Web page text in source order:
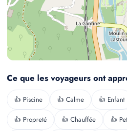
Ce que les voyageurs ont
👍 Piscine 👍 Calme 👍 Enfant
👍 Propreté 👍 Chauffée 👍